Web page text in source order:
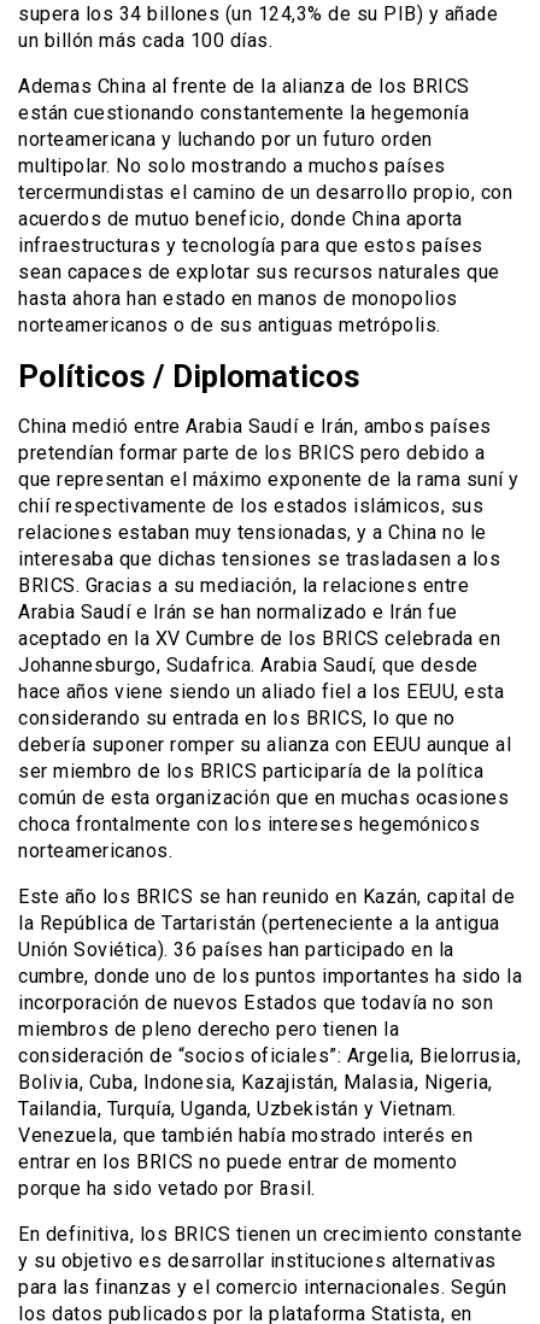
supera los 34 billones (un 124,3% de su PIB) y añade
un billón más cada 100 días.
Ademas China al frente de la alianza de los BRICS
están cuestionando constantemente la hegemonía
norteamericana y luchando por un futuro orden
multipolar. No solo mostrando a muchos países
tercermundistas el camino de un desarrollo propio, con
acuerdos de mutuo beneficio, donde China aporta
infraestructuras y tecnología para que estos países
sean capaces de explotar sus recursos naturales que
hasta ahora han estado en manos de monopolios
norteamericanos o de sus antiguas metrópolis.
Políticos / Diplomaticos
China medió entre Arabia Saudí e Irán, ambos países
pretendían formar parte de los BRICS pero debido a
que representan el máximo exponente de la rama suní y
chií respectivamente de los estados islámicos, sus
relaciones estaban muy tensionadas, y a China no le
interesaba que dichas tensiones se trasladasen a los
BRICS. Gracias a su mediación, la relaciones entre
Arabia Saudí e Irán se han normalizado e Irán fue
aceptado en la XV Cumbre de los BRICS celebrada en
Johannesburgo, Sudafrica. Arabia Saudí, que desde
hace años viene siendo un aliado fiel a los EEUU, esta
considerando su entrada en los BRICS, lo que no
debería suponer romper su alianza con EEUU aunque al
ser miembro de los BRICS participaría de la política
común de esta organización que en muchas ocasiones
choca frontalmente con los intereses hegemónicos
norteamericanos.
Este año los BRICS se han reunido en Kazán, capital de
la República de Tartaristán (perteneciente a la antigua
Unión Soviética). 36 países han participado en la
cumbre, donde uno de los puntos importantes ha sido la
incorporación de nuevos Estados que todavía no son
miembros de pleno derecho pero tienen la
consideración de “socios oficiales”: Argelia, Bielorrusia,
Bolivia, Cuba, Indonesia, Kazajistán, Malasia, Nigeria,
Tailandia, Turquía, Uganda, Uzbekistán y Vietnam.
Venezuela, que también había mostrado interés en
entrar en los BRICS no puede entrar de momento
porque ha sido vetado por Brasil.
En definitiva, los BRICS tienen un crecimiento constante
y su objetivo es desarrollar instituciones alternativas
para las finanzas y el comercio internacionales. Según
los datos publicados por la plataforma Statista, en